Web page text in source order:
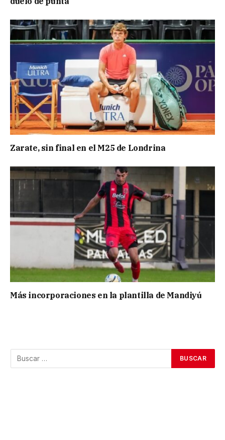
Zarate, sin final en el M25 de Londrina
Más incorporaciones en la plantilla de Mandiyú